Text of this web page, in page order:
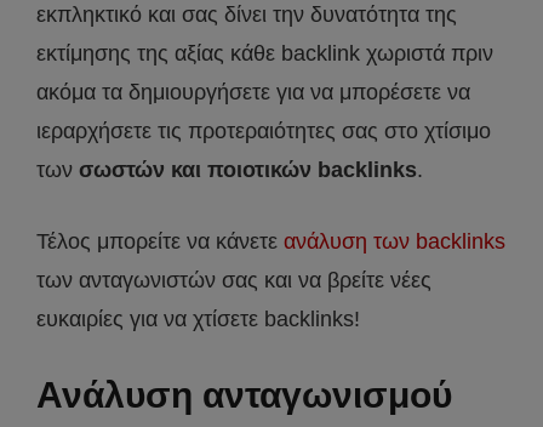
εκπληκτικό και σας δίνει την δυνατότητα της
εκτίμησης της αξίας κάθε backlink χωριστά πριν
ακόμα τα δημιουργήσετε για να μπορέσετε να
ιεραρχήσετε τις προτεραιότητες σας στο χτίσιμο
των σωστών και ποιοτικών backlinks.
Τέλος μπορείτε να κάνετε ανάλυση των backlinks
των ανταγωνιστών σας και να βρείτε νέες
ευκαιρίες για να χτίσετε backlinks!
Ανάλυση ανταγωνισμού